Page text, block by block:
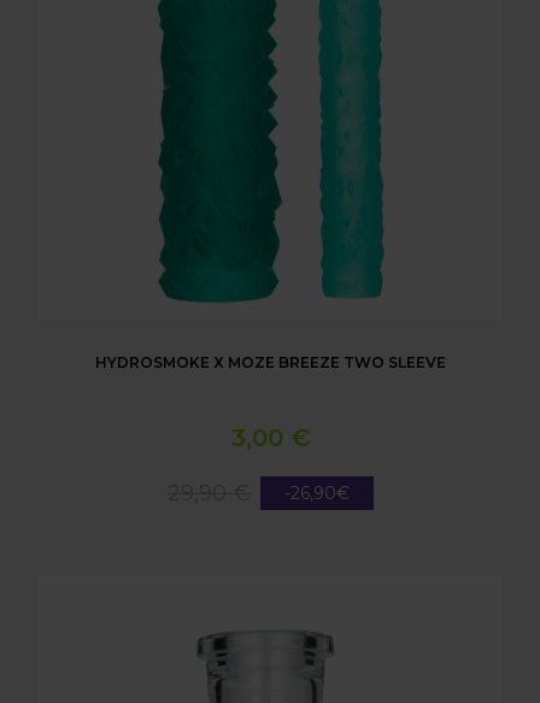
HYDROSMOKE X MOZE BREEZE TWO SLEEVE
3,00 €
-26,90€